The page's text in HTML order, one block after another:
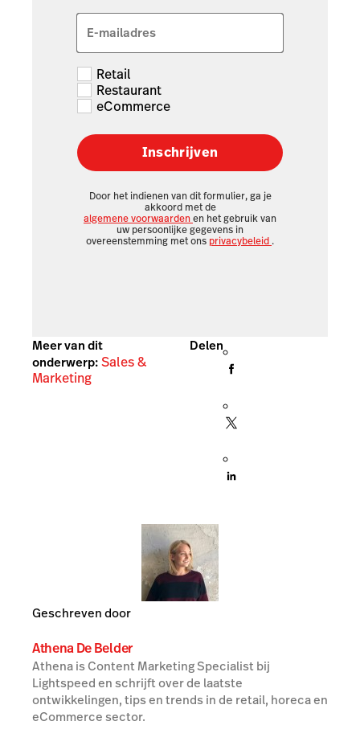
E-mailadres
Retail
Restaurant
eCommerce
Inschrijven
Door het indienen van dit formulier, ga je
akkoord met de
algemene voorwaardenen het gebruik van
uw persoonlijke gegevens in
overeenstemming met ons privacybeleid .
Meer van dit
onderwerp:Sales &
Marketing
Delen
Geschreven door
Athena De Belder
Athena is Content Marketing Specialist bij
Lightspeed en schrijft over de laatste
ontwikkelingen, tips en trends in de retail, horeca en
eCommerce sector.